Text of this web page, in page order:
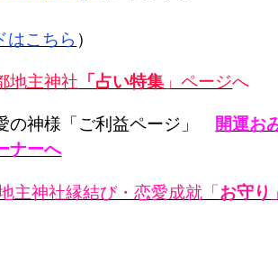
はこちら ）
地主神社 「占い特集 」ページへ
様「ご利益ページ」
開運お
ナーへ
主神社縁結び・恋愛成就「お守り